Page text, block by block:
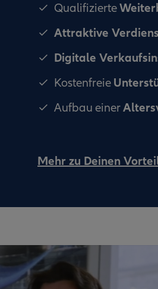
Qualifizierte
Attraktive
Digitale
Kostenfreie
Aufbau einer
Mehr zu Deinen